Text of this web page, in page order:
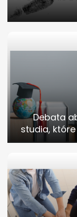
Debata
studia,